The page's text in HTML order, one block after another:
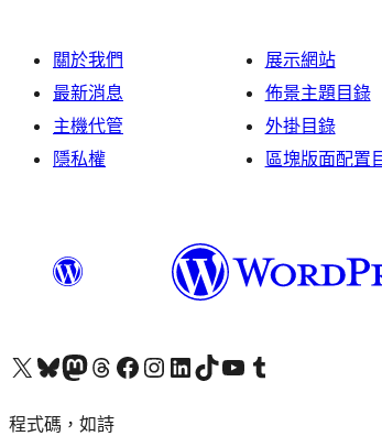
關於我們
最新消息
主機代管
隱私權
展示網站
佈景主題目錄
外掛目錄
區塊版面配置
查看我們的 X (之前的 Twitter) 帳號造訪我們的 Bluesky 帳號造訪我們的 Mastodon 帳號造訪我們的 Threads 帳號 造訪我們的 Facebook 粉絲專頁Visit our Instagram account
Visit our LinkedIn account
造訪我們的 TikTok 帳號Visit our YouTube channel
造訪我們的 Tumblr 帳號
程式碼，如詩